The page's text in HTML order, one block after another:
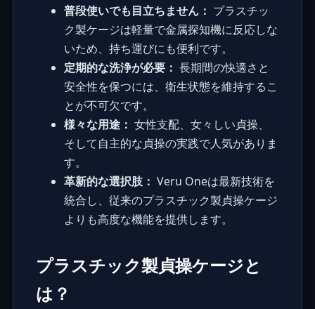
普段使いでも目立ちません： プラスチッ
ク製ケージは軽量で金属探知機に反応しな
いため、持ち運びにも便利です。
定期的な洗浄が必要： 長期間の快適さと
安全性を保つには、衛生状態を維持するこ
とが不可欠です。
様々な用途： 女性支配、女々しい貞操、
そして自主的な貞操の実践で人気がありま
す。
革新的な選択肢： Veru Oneは最新技術を
統合し、従来のプラスチック製貞操ケージ
よりも高度な機能を提供します。
プラスチック製貞操ケージと
は？